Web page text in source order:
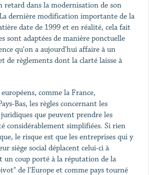
retard dans la modernisation de son
dernière modification importante de la
date de 1999 et en réalité, cela fait
sont adaptées de manière ponctuelle
qu'on a aujourd'hui affaire à un
de règlements dont la clarté laisse à
comme la France,
Bas, les règles concernant les
que peuvent prendre les
considérablement simplifiées. Si rien
le risque est que les entreprises qui y
siège social déplacent celui-ci à
un coup porté à la réputation de la
de l'Europe et comme pays tourné